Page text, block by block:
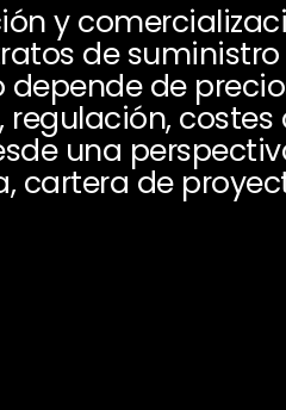
y
de
de
una
cartera de